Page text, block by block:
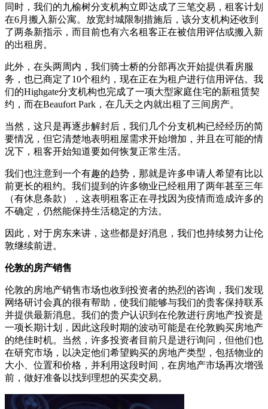
同时，我们的九榆树分支机构立即达成了三笔交易，租客计划
在6月搬入新公寓。放宽封城限制措施后，该分支机构还收到
了两条新指示，而目前也有六名租客正在被信用评估或搬入新
的出租房。
此外，在头两周内，我们骑士桥的分部再次开始提供看房服
务，也已商定了10个租约，现在正在为租户进行信用评估。我
们的Highgate分支机构也完成了一项大型家庭住宅的新租赁契
约，而在Beaufort Park，在几天之内就出租了三间房产。
当然，这只是再逐步解封后，我们几个分支机构已经经历的简
要情况，但它清楚地表明租屋需求开始增加，并且在可能的情
况下，租客开始知道要如何恢复正常生活。
我们也注意到一个有趣的趋势，那就是许多申请人希望有比以
前更长的租约。我们提到的许多物业已经租用了两年甚至三年
（有休息条款），这表明租客正在寻找因为疫情而造成许多的
不确定，仍然能保持生活稳定的方法。
因此，对于房东来讲，这些都是好消息，我们也持续努力让伦
敦继续前进。
伦敦的房产销售
伦敦的房地产销售市场也收到投资者的热烈的咨询，我们发现
网络研讨会真的很有帮助，使我们能够与我们的贵客保持联系
并提供最新消息。我们的贵户认识到在伦敦进行房地产投资是
一项长期计划，因此这段时期的波动可能是在伦敦购买房地产
的绝佳时机。当然，许多投资者目前只是进行询问，但他们也
在研究市场，以决定他们希望购买的房地产类型，包括物业的
大小、位置和价格，并利用这段时间，在房地产市场再次增强
前，做好准备以找到理想的买卖交易。